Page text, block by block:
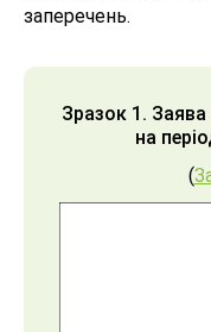
заперечень.
Зразок 1. Заява
на
(